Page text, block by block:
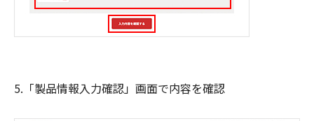
5.「製品情報入力確認」画面で内容を確認